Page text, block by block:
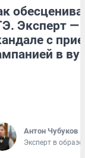
Эксперт —
с
в
Антон Чубуков
Эксперт в